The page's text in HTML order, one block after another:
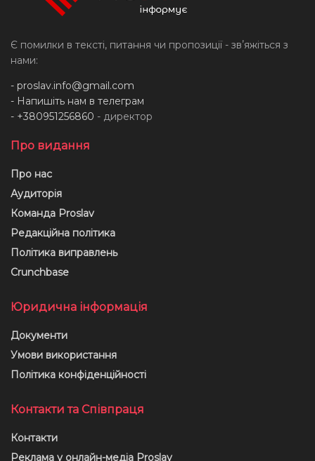
Є помилки в тексті, питання чи пропозиції - звʼяжіться з
нами:
- proslav.info@gmail.com
- Напишіть нам в телеграм
- +380951256860 - директор
Про видання
Про нас
Аудиторія
Команда Proslav
Редакційна політика
Політика виправлень
Crunchbase
Юридична інформація
Документи
Умови використання
Політика конфіденційності
Контакти та Співпраця
Контакти
Реклама у онлайн-медіа Proslav